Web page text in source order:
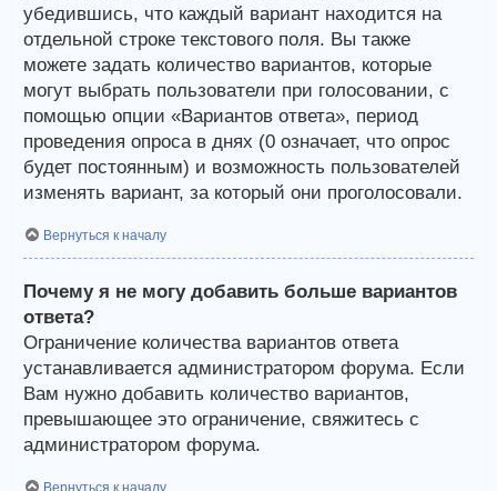
убедившись, что каждый вариант находится на
отдельной строке текстового поля. Вы также
можете задать количество вариантов, которые
могут выбрать пользователи при голосовании, с
помощью опции «Вариантов ответа», период
проведения опроса в днях (0 означает, что опрос
будет постоянным) и возможность пользователей
изменять вариант, за который они проголосовали.
Вернуться к началу
Почему я не могу добавить больше вариантов
ответа?
Ограничение количества вариантов ответа
устанавливается администратором форума. Если
Вам нужно добавить количество вариантов,
превышающее это ограничение, свяжитесь с
администратором форума.
Вернуться к началу